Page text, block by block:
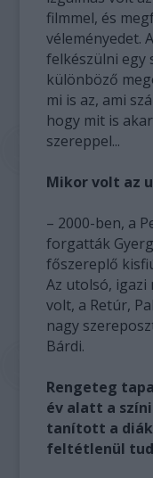
filmmel, és
véleményedet.
felkészülni egy
különböző
mi is az, ami
hogy mit is
szereppel...
Mikor volt az
– 2000-ben, a
forgatták
főszereplő
Az utolsó, igazi
volt, a Retúr,
nagy
Bárdi.
Rengeteg
év alatt a
tanított a
feltétlenül